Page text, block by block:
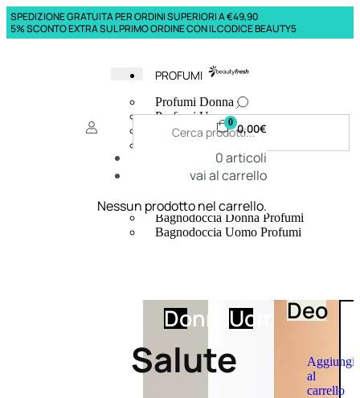
SPEDIZIONE GRATUITA PER ORDINI SUPERIORI A €49,90
5% SCONTO EXTRA SUL PRIMO ORDINE CON IL CODICE BEAUTY5
PROFUMI
Profumi Donna
Profumi Uomo
Deodoranti Donna
Corpo Donna
Corpo Uomo
Creme Mani
Bagnodoccia Donna Profumi
Bagnodoccia Uomo Profumi
DonnaUomoDeo
Aggiungi
al
carrello
0 0,00€
0articoli
vai al carrello
Nessun prodotto nel carrello.
Salute